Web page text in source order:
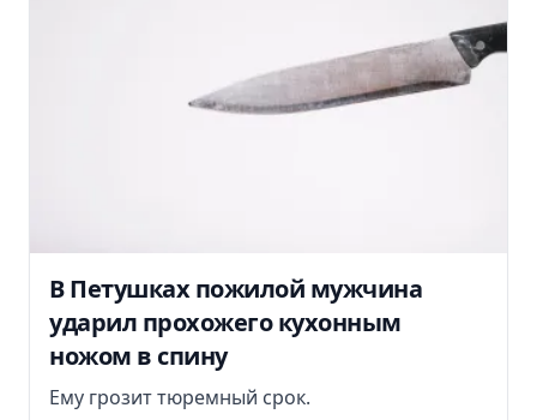
В Петушках пожилой мужчина
ударил прохожего кухонным
ножом в спину
Ему грозит тюремный срок.